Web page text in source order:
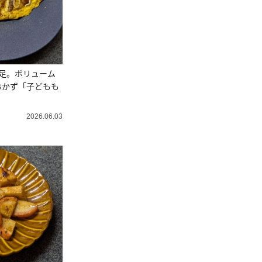
。ボリューム
ず「子どもも
2026.06.03